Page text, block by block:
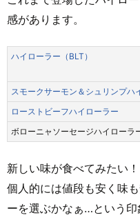
感があります。
ハイローラー（BLT）
スモークサーモン＆シュリンプハ
ローストビーフハイローラー
ボローニャソーセージハイローラ
新しい味が食べてみたい
個人的には値段も安く味
ーを選ぶかなぁ…という印